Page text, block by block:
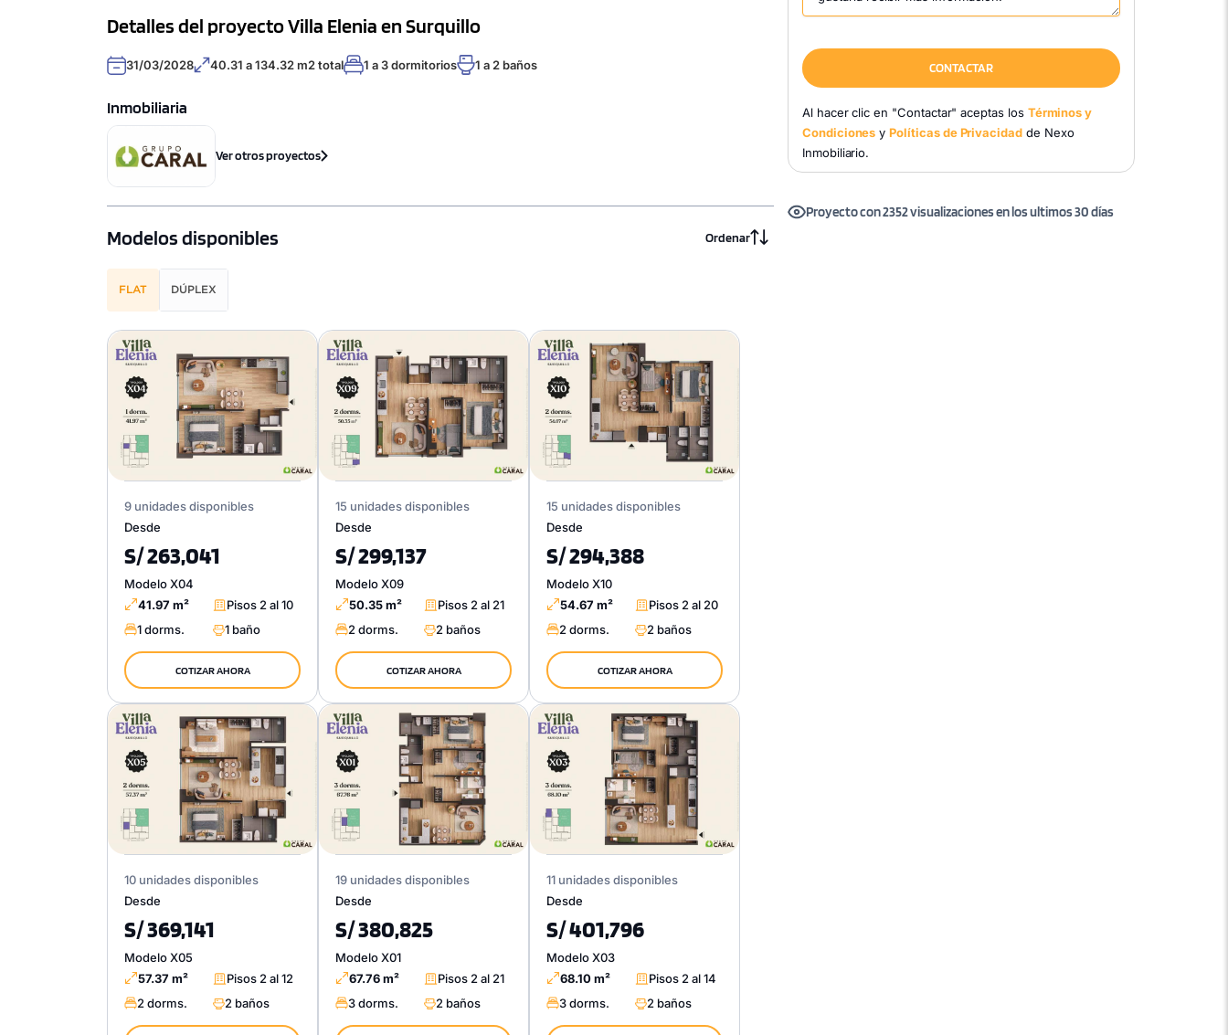
CONTACTAR
Al hacer clic en "Contactar" aceptas los Términos y
Condiciones yPolíticas de Privacidadde Nexo
Inmobiliario.
Proyecto con 2352 visualizaciones en los ultimos 30 días
Detalles del proyecto Villa Elenia en Surquillo
31/03/2028 40.31 a 134.32 m2 total 1 a 3 dormitorios 1 a 2 baños
Inmobiliaria
Ver otros proyectos
Modelos disponibles Ordenar
FLAT DÚPLEX
9 unidades disponibles
Desde
S/ 263,041
Modelo X04
41.97 m²
Pisos 2 al 10
1 dorms.
1 baño
COTIZAR AHORA
15 unidades disponibles
Desde
S/ 299,137
Modelo X09
50.35 m²
Pisos 2 al 21
2 dorms.
2 baños
COTIZAR AHORA
15 unidades disponibles
Desde
S/ 294,388
Modelo X10
54.67 m²
Pisos 2 al 20
2 dorms.
2 baños
COTIZAR AHORA
10 unidades disponibles
Desde
S/ 369,141
Modelo X05
57.37 m²
Pisos 2 al 12
2 dorms.
2 baños
19 unidades disponibles
Desde
S/ 380,825
Modelo X01
67.76 m²
Pisos 2 al 21
3 dorms.
2 baños
11 unidades disponibles
Desde
S/ 401,796
Modelo X03
68.10 m²
Pisos 2 al 14
3 dorms.
2 baños